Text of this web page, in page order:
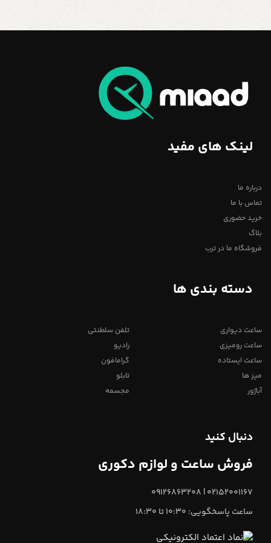
لینک های مفید
درباره ما
تماس با ما
خرید حضوری
بلاگ
فروشگاه ما در ترب
دسته بندی ها
ساعت دیواری
ساعت رومیزی
ساعت ایستاده
میز ها
آباژور
تلفن سلطنتی
رادیو
گرامافون
تابلو
مجسمه
دنبال کنید
فروش ساعت و لوازم دکوری
02152001167 | 09126863208
ساعت پاسخگویی: 10:30 تا 18:30